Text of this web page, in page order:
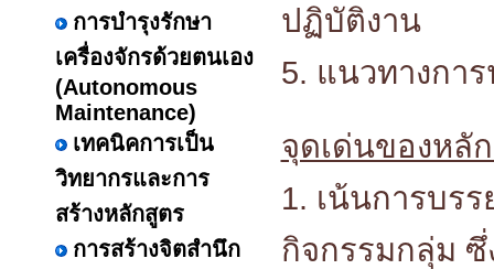
การบำรุงรักษา
เครื่องจักรด้วยตนเอง
(Autonomous
Maintenance)
เทคนิคการเป็น
วิทยากรและการ
สร้างหลักสูตร
การสร้างจิตสำนึก
ปฏิบัติงาน
5. แนวทางกา
จุดเด่นของหลั
1. เน้นการบร
กิจกรรมกลุ่ม